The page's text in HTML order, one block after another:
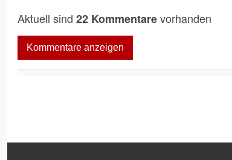
Aktuell sind 22 Kommentarevorhanden
Kommentare anzeigen